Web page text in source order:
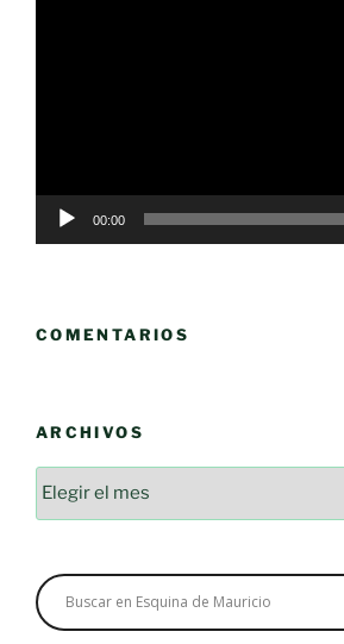
00:00
COMENTARIOS
ARCHIVOS
Archivos